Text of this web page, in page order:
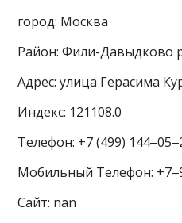
город: Москва
Район: Фили-Давыдково
Адрес: улица Герасима
Индекс: 121108.0
Телефон: +7 (499)
Мобильный Телефон:
Сайт: nan